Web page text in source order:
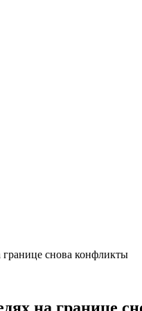
снова конфликты